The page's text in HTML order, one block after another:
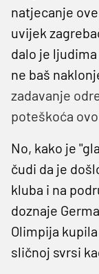
natjecanje
uvijek
dalo je
ne baš
zadavanje
poteškoća
No, kako je
čudi da je
kluba i na
doznaje
Olimpija
sličnoj svrsi